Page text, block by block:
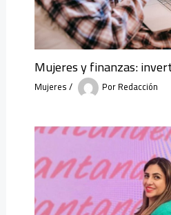
Mujeres y finanzas:
Mujeres/ PorRedacción